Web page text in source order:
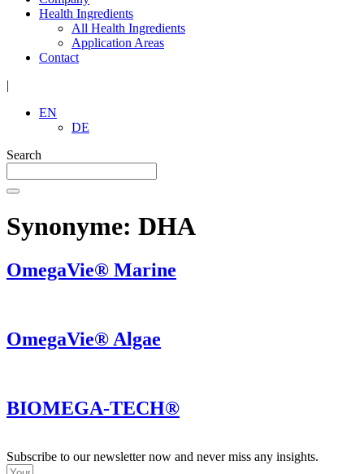
Health Ingredients
All Health Ingredients
Application Areas
Contact
|
EN
DE
Search
Synonyme: DHA
OmegaVie® Marine
OmegaVie® Algae
BIOMEGA-TECH®
Subscribe to our newsletter now and never miss any insights.